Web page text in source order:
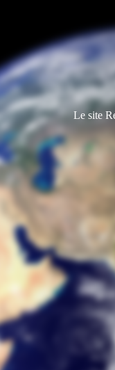
Le site